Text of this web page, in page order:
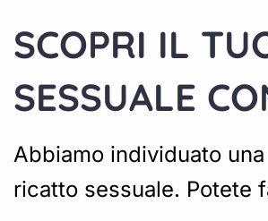
SCOPRI IL
SESSUALE
Abbiamo individuato
ricatto sessuale. Potete